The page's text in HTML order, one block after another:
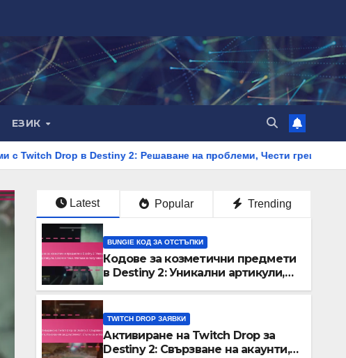
ЕЗИК
Destiny 2: Решаване на проблеми, Чести грешки, Ресурси за
Latest Popular Trending
BUNGIE КОД ЗА ОТСТЪПКИ
Кодове за козметични предмети
в Destiny 2: Уникални артикули,
TWITCH DROP ЗАЯВКИ
Активиране на Twitch Drop за
Destiny 2: Свързване на акаунти,